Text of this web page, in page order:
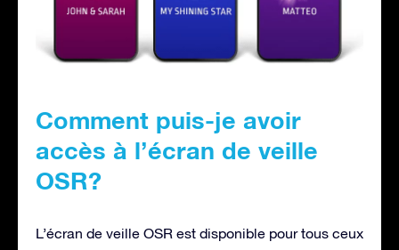
Comment puis-je avoir
accès à l’écran de veille
OSR?
L’écran de veille OSR est disponible pour tous ceux